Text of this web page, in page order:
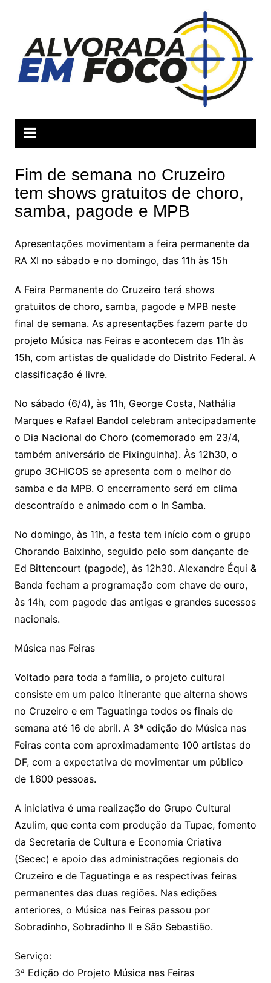
conteúdo
Fim de semana no Cruzeiro
tem shows gratuitos de choro,
samba, pagode e MPB
Apresentações movimentam a feira permanente da
RA XI no sábado e no domingo, das 11h às 15h
A Feira Permanente do Cruzeiro terá shows
gratuitos de choro, samba, pagode e MPB neste
final de semana. As apresentações fazem parte do
projeto Música nas Feiras e acontecem das 11h às
15h, com artistas de qualidade do Distrito Federal. A
classificação é livre.
No sábado (6/4), às 11h, George Costa, Nathália
Marques e Rafael Bandol celebram antecipadamente
o Dia Nacional do Choro (comemorado em 23/4,
também aniversário de Pixinguinha). Às 12h30, o
grupo 3CHICOS se apresenta com o melhor do
samba e da MPB. O encerramento será em clima
descontraído e animado com o In Samba.
No domingo, às 11h, a festa tem início com o grupo
Chorando Baixinho, seguido pelo som dançante de
Ed Bittencourt (pagode), às 12h30. Alexandre Équi &
Banda fecham a programação com chave de ouro,
às 14h, com pagode das antigas e grandes sucessos
nacionais.
Música nas Feiras
Voltado para toda a família, o projeto cultural
consiste em um palco itinerante que alterna shows
no Cruzeiro e em Taguatinga todos os finais de
semana até 16 de abril. A 3ª edição do Música nas
Feiras conta com aproximadamente 100 artistas do
DF, com a expectativa de movimentar um público
de 1.600 pessoas.
A iniciativa é uma realização do Grupo Cultural
Azulim, que conta com produção da Tupac, fomento
da Secretaria de Cultura e Economia Criativa
(Secec) e apoio das administrações regionais do
Cruzeiro e de Taguatinga e as respectivas feiras
permanentes das duas regiões. Nas edições
anteriores, o Música nas Feiras passou por
Sobradinho, Sobradinho II e São Sebastião.
Serviço:
3ª Edição do Projeto Música nas Feiras